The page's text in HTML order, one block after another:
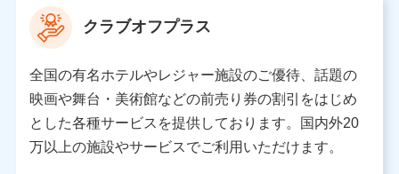
当社は利用目的の達成に必要な範囲内において個人情報
の取り扱いの全部または一部を委託する場合がありま
す。
個人データの共同利用
当社は株式会社NTTドコモとの間で、以下のとおり個
人データを共同利用します。
クラブオフプラス
全国の有名ホテルやレジャー施設のご優待、話題の
映画や舞台・美術館などの前売り券の割引をはじめ
とした各種サービスを提供しております。国内外20
万以上の施設やサービスでご利用いただけます。